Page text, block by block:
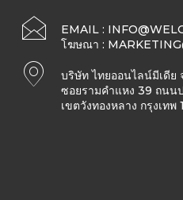
และ
EMAIL :
โฆษณา :
บริษัท ไทยออนไลน์มีเดีย
ซอยรามคำแหง 39 ถนน
เขตวังทองหลาง กรุงเทพ